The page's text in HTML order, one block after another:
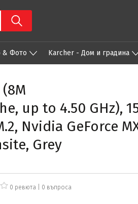
& Фото Karcher - Дом и градина
up to 4.50 GHz),
Nvidia GeForce
Grey
0 ревюта 0 въпроса